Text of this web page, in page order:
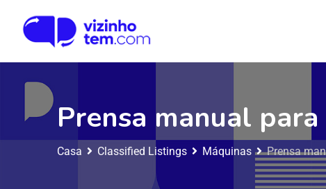
Prensa manual
Casa Classified Listings Máquinas Prensa